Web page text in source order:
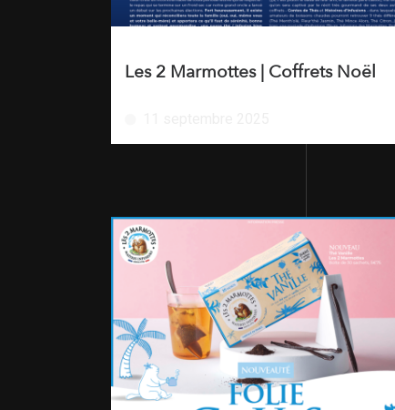
Les 2 Marmottes | Coffrets Noël